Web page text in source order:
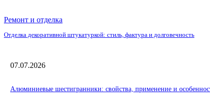
Ремонт и отделка
Отделка декоративной штукатуркой: стиль, фактура и долговечность
07.07.2026
Алюминиевые шестигранники: свойства, применение и